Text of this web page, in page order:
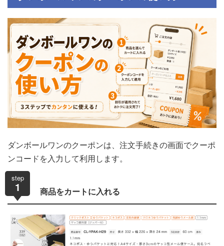
ダンボールワンのクーポンは、注文手続きの画面でクーポ
ンコードを入力して利用します。
step
1 商品をカートに入れる